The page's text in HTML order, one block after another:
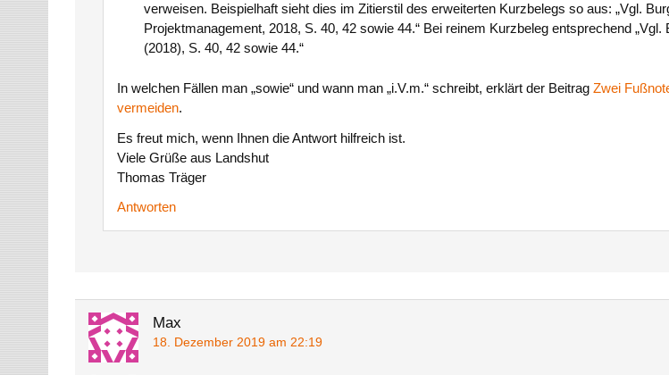
verweisen. Beispielhaft sieht dies im Zitierstil des erweiterten Kurzbelegs so aus: „Vgl.
Projektmanagement, 2018, S. 40, 42 sowie 44.“ Bei reinem Kurzbeleg entsprechend „Vgl.
(2018), S. 40, 42 sowie 44.“
In welchen Fällen man „sowie“ und wann man „i.V.m.“ schreibt, erklärt der Beitrag Zwei
vermeiden.
Es freut mich, wenn Ihnen die Antwort hilfreich ist.
Viele Grüße aus Landshut
Thomas Träger
Antworten
Max
18. Dezember 2019 am 22:19